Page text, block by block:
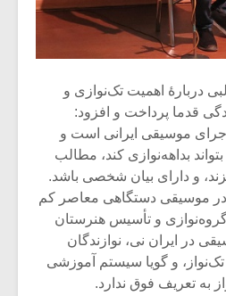
دربارۀ اهمیت تک‌نوازی و
قدما پرداخت و افزود:
اجرای موسیقی ایرانی است و
بداهه‌نوازی کند، مطالب
و دارای بیان شخصی باشد.
در موسیقی دستگاهی معاصر کم
و تأسیس هنرستان
در ایران نی، نوازندگان
تک‌نواز، و گویا سیستم آموزشی
به تعریف فوق ندارد.